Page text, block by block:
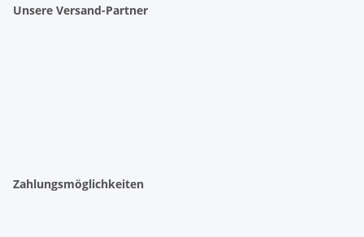
Unsere Versand-Partner
Zahlungsmöglichkeiten